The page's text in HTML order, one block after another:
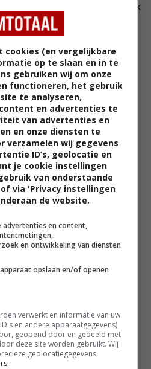
ongeluk heeft verloren. Ook
broer George (Rex), een
dat er een
iedereen die de band kijkt
Het is dus aan Cindy, Tom,
Nielsen) om de wereld
op tv komt.
Zucker.
Piven,Charlie Sheen,
Manheim ,Timothy
,Jenny McCarthy,Anna
Regina Hall,Darrell
Eng,Simon Rex,Jianna
,Elaine Klimaszewski,
.
cookies (en vergelijkbare
op te slaan en in te
gebruiken wij om onze
functioneren, het gebruik
te analyseren,
en advertenties te
van advertenties en
en onze diensten te
verzamelen wij gegevens
ID’s, geolocatie en
je cookie instellingen
van onderstaande
via 'Privacy instellingen
de website.
advertenties en content,
en ontwikkeling van diensten
opslaan en/of openen
verwerkt en informatie van uw
en andere apparaatgegevens)
geopend door en gedeeld met
deze site worden gebruikt. Wij
geolocatiegegevens